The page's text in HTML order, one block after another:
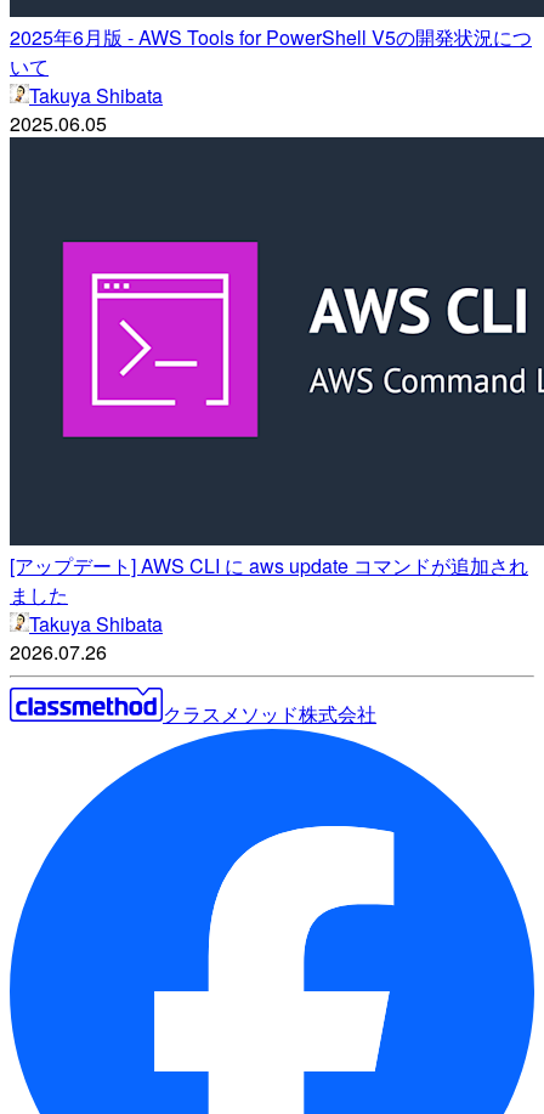
2025年6月版 - AWS Tools for PowerShell V5の開発状況につ
いて
Takuya Shibata
2025.06.05
[アップデート] AWS CLI に aws update コマンドが追加され
ました
Takuya Shibata
2026.07.26
クラスメソッド株式会社